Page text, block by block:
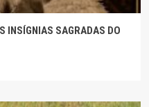
INSÍGNIAS SAGRADAS DO